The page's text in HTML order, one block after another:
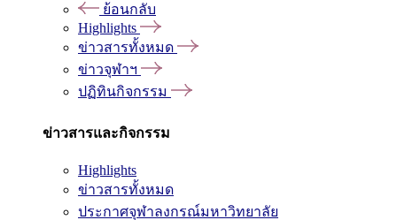
ย้อนกลับ
Highlights
ข่าวสารทั้งหมด
ข่าวจุฬาฯ
ปฏิทินกิจกรรม
ข่าวสารและกิจกรรม
Highlights
ข่าวสารทั้งหมด
ประกาศจุฬาลงกรณ์มหาวิทยาลัย